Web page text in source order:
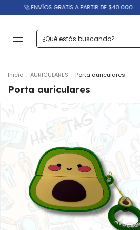
🚀 ENVÍOS GRATIS A PARTIR DE $40.000
Inicio . AURICULARES . Porta auriculares
Porta auriculares